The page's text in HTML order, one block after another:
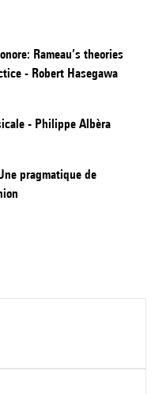
Rameau’s theories
- Robert Hasegawa
- Philippe Albèra
pragmatique de